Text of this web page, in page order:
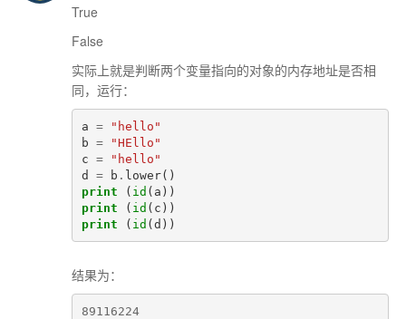
True
False
实际上就是判断两个变量指向的对象的内存地址是否相
同，运行：
a =
"hello"
b =
"HEllo"
c =
"hello"
d
= b . lower()
print
( id ( a ))
print
( id ( c ))
print
( id (d ))
结果为：
89116224